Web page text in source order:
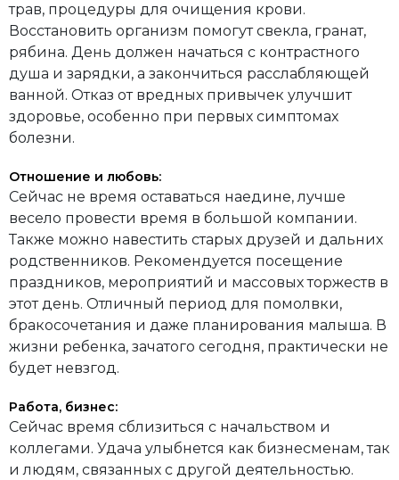
трав, процедуры для очищения крови.
Восстановить организм помогут свекла, гранат,
рябина. День должен начаться с контрастного
душа и зарядки, а закончиться расслабляющей
ванной. Отказ от вредных привычек улучшит
здоровье, особенно при первых симптомах
болезни.
Отношение и любовь:
Сейчас не время оставаться наедине, лучше
весело провести время в большой компании.
Также можно навестить старых друзей и дальних
родственников. Рекомендуется посещение
праздников, мероприятий и массовых торжеств в
этот день. Отличный период для помолвки,
бракосочетания и даже планирования малыша. В
жизни ребенка, зачатого сегодня, практически не
будет невзгод.
Работа, бизнес:
Сейчас время сблизиться с начальством и
коллегами. Удача улыбнется как бизнесменам, так
и людям, связанных с другой деятельностью.